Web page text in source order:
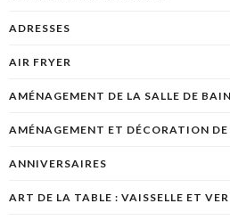
ADRESSES
AIR FRYER
AMÉNAGEMENT DE LA SALLE DE
AMÉNAGEMENT ET DÉCORATION
ANNIVERSAIRES
ART DE LA TABLE : VAISSELLE ET